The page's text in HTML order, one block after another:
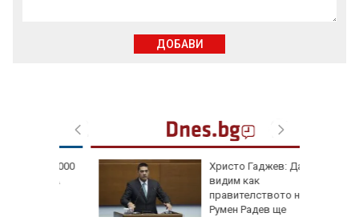
Христо Гаджев: Да
видим как
правителството на
Румен Радев ще
ДОБАВИ